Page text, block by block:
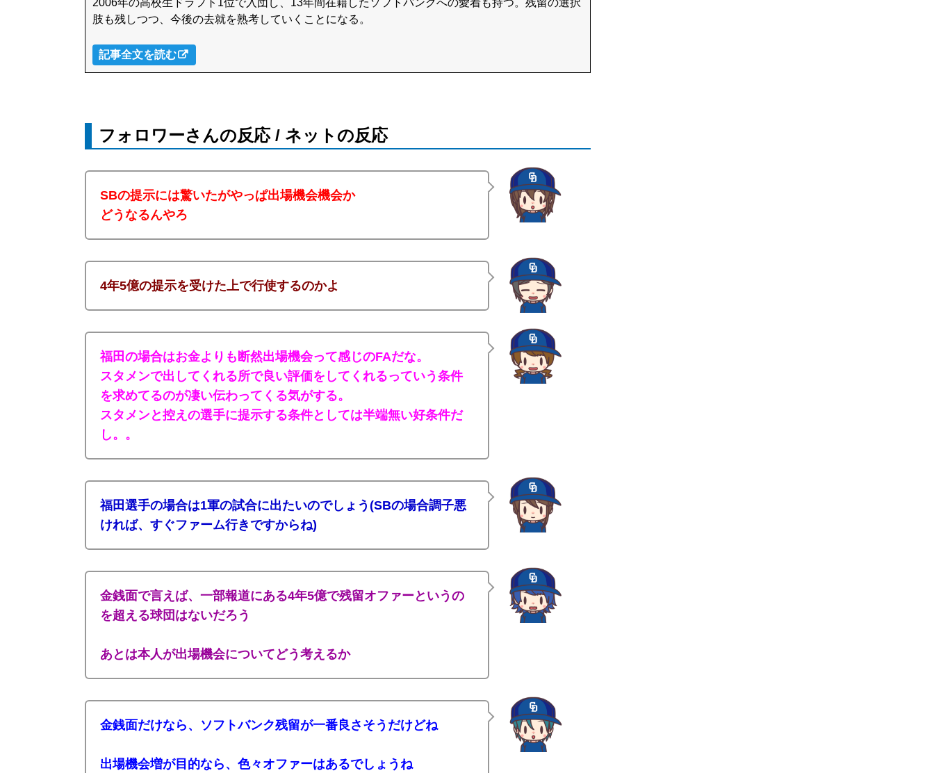
2006年の高校生ドラフト1位で入団し、13年間在籍したソフトバンクへの愛着も持つ。残留の選択
肢も残しつつ、今後の去就を熟考していくことになる。
記事全文を読む
フォロワーさんの反応 / ネットの反応
SBの提示には驚いたがやっぱ出場機会機会か
どうなるんやろ
4年5億の提示を受けた上で行使するのかよ
福田の場合はお金よりも断然出場機会って感じのFAだな。
スタメンで出してくれる所で良い評価をしてくれるっていう条件
を求めてるのが凄い伝わってくる気がする。
スタメンと控えの選手に提示する条件としては半端無い好条件だ
し。。
福田選手の場合は1軍の試合に出たいのでしょう(SBの場合調子悪
ければ、すぐファーム行きですからね)
金銭面で言えば、一部報道にある4年5億で残留オファーというの
を超える球団はないだろう
あとは本人が出場機会についてどう考えるか
金銭面だけなら、ソフトバンク残留が一番良さそうだけどね
出場機会増が目的なら、色々オファーはあるでしょうね